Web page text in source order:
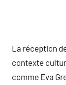
La réception
contexte
comme Eva